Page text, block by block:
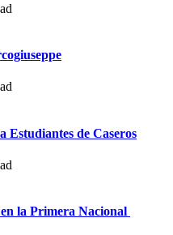
Estudiantes de Caseros
la Primera Nacional